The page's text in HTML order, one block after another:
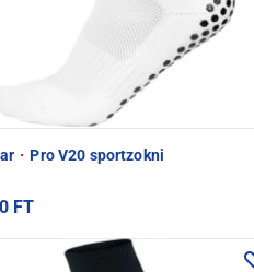
· Pro V20 sportzokni
FT